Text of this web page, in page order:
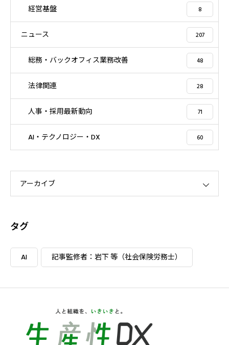
経営基盤 8
ニュース 207
総務・バックオフィス業務改善 48
法律関連 28
人事・採用最新動向 71
AI・テクノロジー・DX 60
アーカイブ
タグ
AI 記事監修者：岩下 等（社会保険労務士）